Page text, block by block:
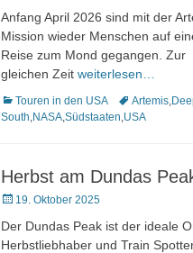
Anfang April 2026 sind mit der
Mission wieder Menschen auf
Reise zum Mond gegangen. Zur
gleichen Zeit weiterlesen…
Kategorien
Touren in den USA Schlagworte
Artemis,
South,NASA,Südstaaten,USA
Herbst am Dundas
Veröffentlicht
19. Oktober 2025
Der Dundas Peak ist der ideale
Herbstliebhaber und Train